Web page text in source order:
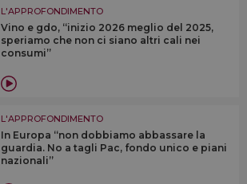
L'APPROFONDIMENTO
Vino e gdo, “inizio 2026 meglio del 2025,
speriamo che non ci siano altri cali nei
consumi”
L'APPROFONDIMENTO
In Europa “non dobbiamo abbassare la
guardia. No a tagli Pac, fondo unico e piani
nazionali”